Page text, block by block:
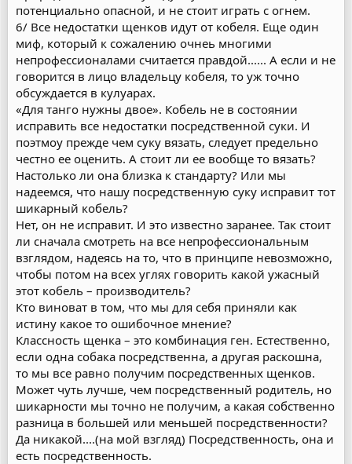
потенциально опасной, и не стоит играть с огнем.
6/ Все недостатки щенков идут от кобеля. Еще один
миф, который к сожалению очнеь многими
непрофессионалами считается правдой...... А если и не
говорится в лицо владельцу кобеля, то уж точно
обсуждается в кулуарах.
«Для танго нужны двое». Кобель не в состоянии
исправить все недостатки посредственной суки. И
поэтмоу прежде чем суку вязать, следует предельно
честно ее оценить. А стоит ли ее вообще то вязать?
Настолько ли она близка к стандарту? Или мы
надеемся, что нашу посредственную суку исправит тот
шикарный кобель?
Нет, он не исправит. И это известно заранее. Так стоит
ли сначала смотреть на все непрофессиональным
взглядом, надеясь на то, что в принципе невозможно,
чтобы потом на всех углях говорить какой ужасный
этот кобель – производитель?
Кто виноват в том, что мы для себя приняли как
истину какое то ошибочное мнение?
Классность щенка – это комбинация ген. Естественно,
если одна собака посредственна, а другая раскошна,
то мы все равно получим посредственных щенков.
Может чуть лучше, чем посредственный родитель, но
шикарности мы точно не получим, а какая собственно
разница в большей или меньшей посредственности?
Да никакой....(на мой взгляд) Посредственность, она и
есть посредственность.